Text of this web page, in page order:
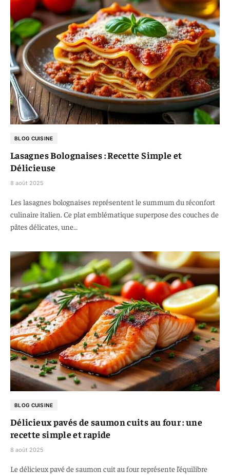
BLOG CUISINE
Lasagnes Bolognaises : Recette Simple et
Délicieuse
8 août 2025
Les lasagnes bolognaises représentent le summum du réconfort
culinaire italien. Ce plat emblématique superpose des couches de
pâtes délicates, une…
BLOG CUISINE
Délicieux pavés de saumon cuits au four : une
recette simple et rapide
8 août 2025
Le délicieux pavé de saumon cuit au four représente l’équilibre